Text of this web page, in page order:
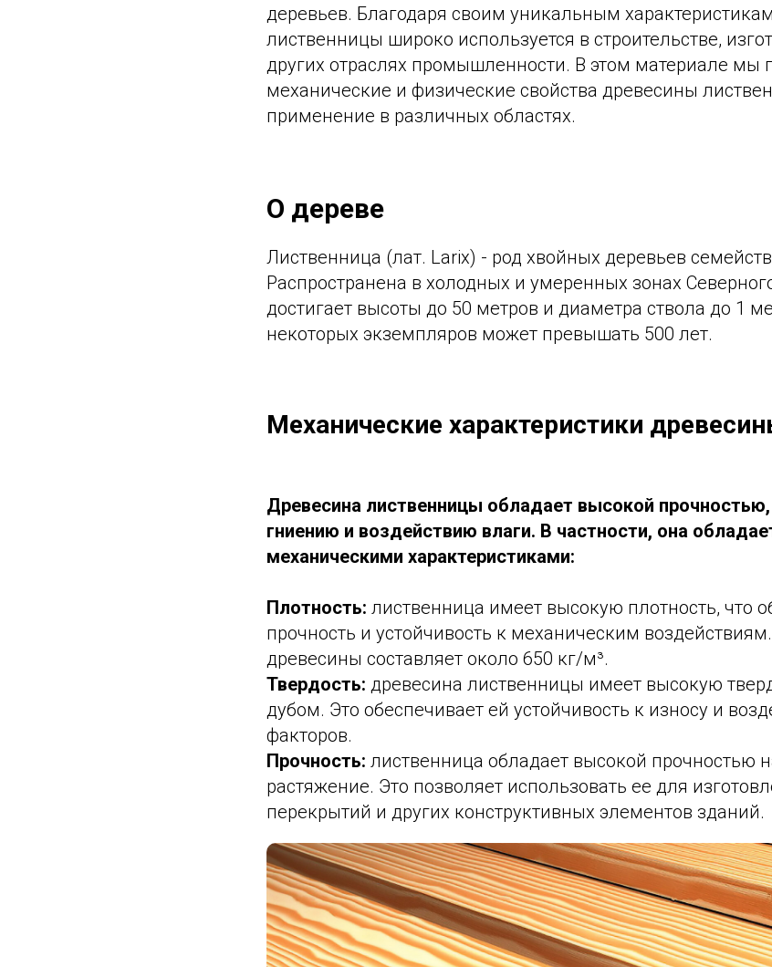
деревьев. Благодаря своим уникальным
лиственницы широко используется в строительстве,
других отраслях промышленности. В этом материале мы
механические и физические свойства древесины
применение в различных областях.
О дереве
Лиственница (лат. Larix) - род хвойных деревьев
Распространена в холодных и умеренных зонах
достигает высоты до 50 метров и диаметра ствола до 1
некоторых экземпляров может превышать 500 лет.
Механические характеристики
Древесина лиственницы обладает высокой
гниению и воздействию влаги. В частности, она
механическими характеристиками:
Плотность: лиственница имеет высокую плотность, что
прочность и устойчивость к механическим
древесины составляет около 650 кг/м³.
Твердость: древесина лиственницы имеет высокую
дубом. Это обеспечивает ей устойчивость к износу и
факторов.
Прочность: лиственница обладает высокой прочностью
растяжение. Это позволяет использовать ее для
перекрытий и других конструктивных элементов зданий.